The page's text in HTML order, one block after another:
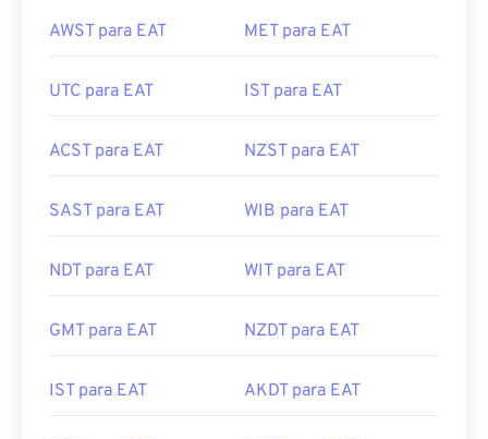
AWST para EAT MET para EAT
UTC para EAT IST para EAT
ACST para EAT NZST para EAT
SAST para EAT WIB para EAT
NDT para EAT WIT para EAT
GMT para EAT NZDT para EAT
IST para EAT AKDT para EAT